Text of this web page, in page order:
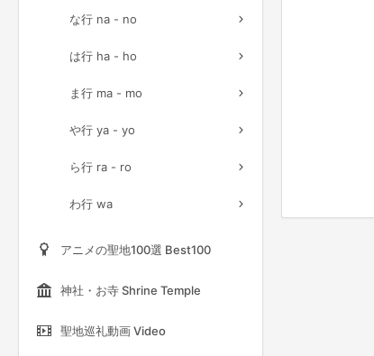
な行 na - no
は行 ha - ho
ま行 ma - mo
や行 ya - yo
ら行 ra - ro
わ行 wa
アニメの聖地100選 Best100
神社・お寺 Shrine Temple
聖地巡礼動画 Video